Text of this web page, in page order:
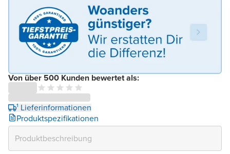
Von über 500 Kunden bewertet als:
¹ Lieferinformationen
Produktspezifikationen